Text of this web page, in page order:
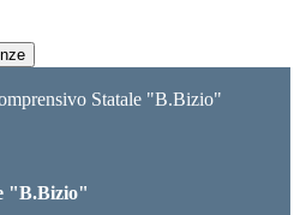
Statale "B.Bizio"
"B.Bizio"